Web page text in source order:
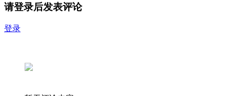
请登录后发表评论
登录